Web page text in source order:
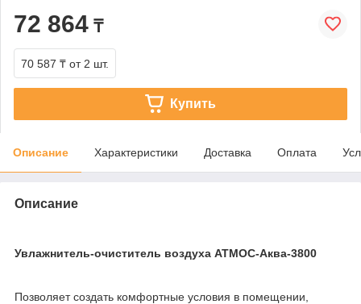
72 864 ₸
70 587 ₸ от 2 шт.
Купить
Описание Характеристики Доставка Оплата
Описание
Увлажнитель-очиститель воздуха АТМОС-Аква-3800
Позволяет создать комфортные условия в помещении,